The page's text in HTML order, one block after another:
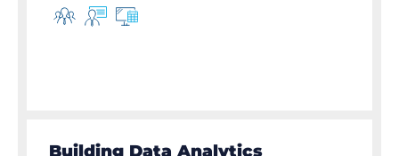
Building Data Analytics